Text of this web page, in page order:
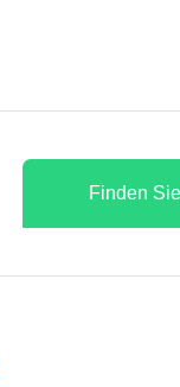
Finden